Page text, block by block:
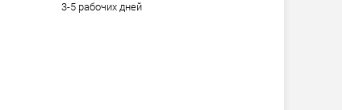
3-5 рабочих дней